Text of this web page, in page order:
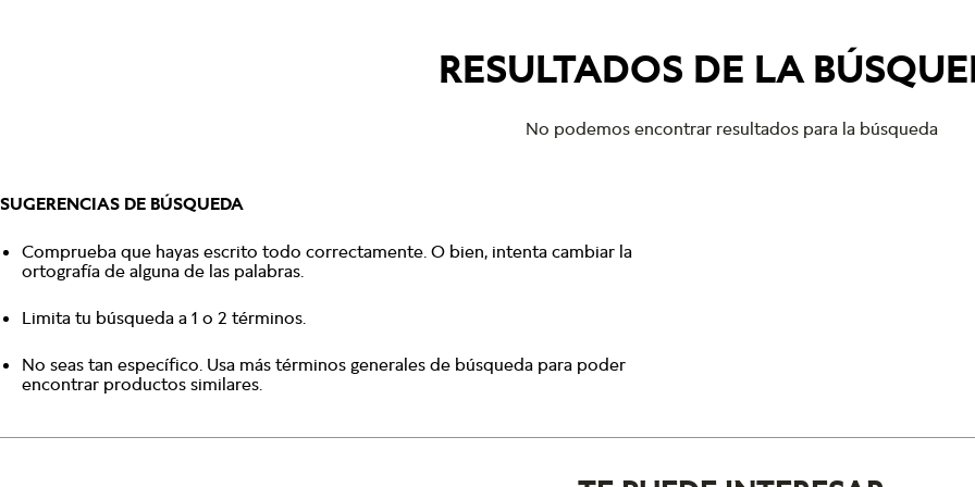
RESULTADOS DE LA
No podemos encontrar resultados para la búsqueda
SUGERENCIAS DE BÚSQUEDA
Comprueba que hayas escrito todo correctamente. O bien, intenta cambiar la
ortografía de alguna de las palabras.
Limita tu búsqueda a 1 o 2 términos.
No seas tan específico. Usa más términos generales de búsqueda para poder
encontrar productos similares.